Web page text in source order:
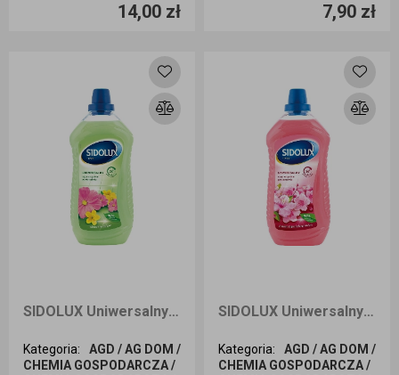
14,00 zł 7,90 zł
SIDOLUX Uniwersalny płyn do mycia powierzchni o zapachu wiosennego bukietu 1L
Kategoria:
AGD / AG DOM /
CHEMIA GOSPODARCZA /
SIDOLUX Uniwersalny płyn do mycia powierzchni o zapachu kwiatu japońskiej wiśni 1L
Kategoria:
AGD / AG DOM /
CHEMIA GOSPODARCZA /